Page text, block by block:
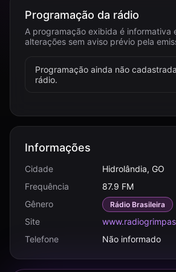
Programação da rádio
A programação exibida é informativa
alterações sem aviso prévio pela
Programação ainda não
rádio.
Informações
Cidade
Hidrolândia, GO
Frequência
87.9 FM
Gênero
Rádio Brasileira
Site
Telefone
Não informado